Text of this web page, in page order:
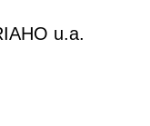
u.a.